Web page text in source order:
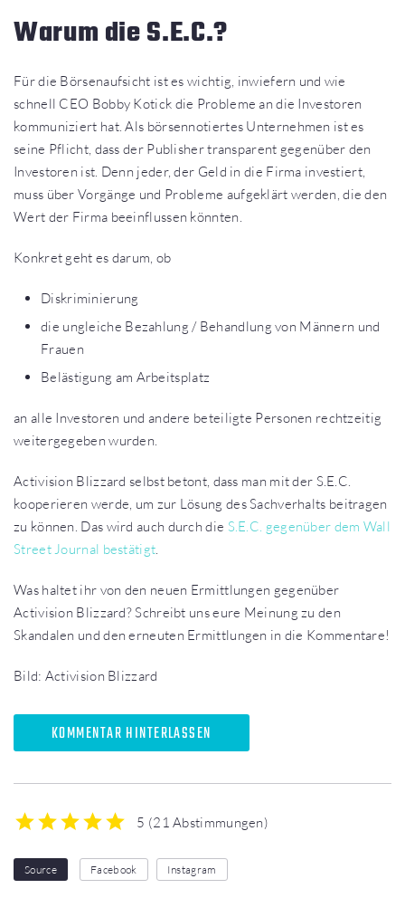
Warum die S.E.C.?
Für die Börsenaufsicht ist es wichtig, inwiefern und wie
schnell CEO Bobby Kotick die Probleme an die Investoren
kommuniziert hat. Als börsennotiertes Unternehmen ist es
seine Pflicht, dass der Publisher transparent gegenüber den
Investoren ist. Denn jeder, der Geld in die Firma investiert,
muss über Vorgänge und Probleme aufgeklärt werden, die den
Wert der Firma beeinflussen könnten.
Konkret geht es darum, ob
Diskriminierung
die ungleiche Bezahlung / Behandlung von Männern und
Frauen
Belästigung am Arbeitsplatz
an alle Investoren und andere beteiligte Personen rechtzeitig
weitergegeben wurden.
Activision Blizzard selbst betont, dass man mit der S.E.C.
kooperieren werde, um zur Lösung des Sachverhalts beitragen
zu können. Das wird auch durch die S.E.C. gegenüber dem Wall
Street Journal bestätigt.
Was haltet ihr von den neuen Ermittlungen gegenüber
Activision Blizzard? Schreibt uns eure Meinung zu den
Skandalen und den erneuten Ermittlungen in die Kommentare!
Bild: Activision Blizzard
KOMMENTAR HINTERLASSEN
5 (21 Abstimmungen)
Source Facebook Instagram